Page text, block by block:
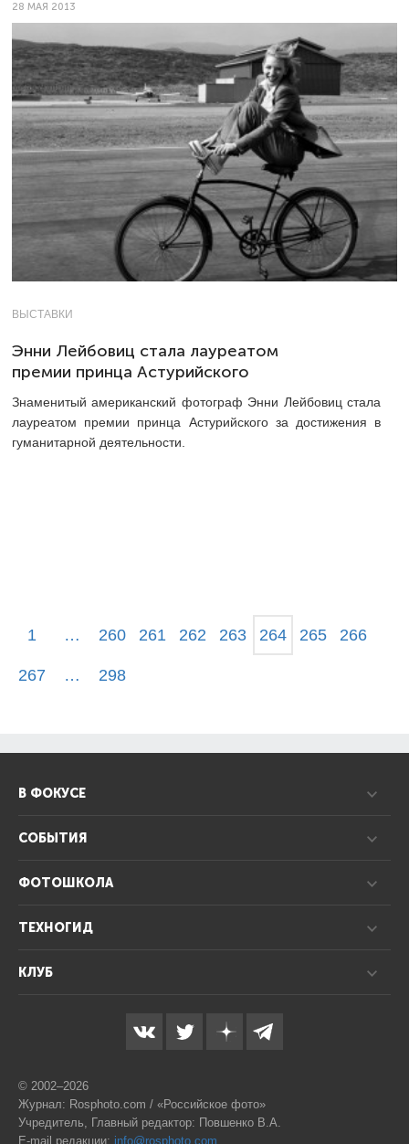
28 МАЯ 2013
ВЫСТАВКИ
Энни Лейбовиц стала лауреатом
премии принца Астурийского
Знаменитый американский фотограф Энни Лейбовиц стала
лауреатом премии принца Астурийского за достижения в
гуманитарной деятельности.
1 … 260 261 262 263 264 265 266
267 … 298
В ФОКУСЕ
СОБЫТИЯ
ФОТОШКОЛА
ТЕХНОГИД
КЛУБ
© 2002–2026
Журнал: Rosphoto.com / «Российское фото»
Учредитель, Главный редактор: Повшенко В.А.
E-mail редакции: info@rosphoto.com